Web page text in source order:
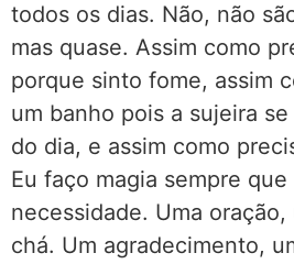
todos os dias. Não, não
mas quase. Assim como
porque sinto fome, assim
um banho pois a sujeira
do dia, e assim como
Eu faço magia sempre
necessidade. Uma
chá. Um agradecimento,